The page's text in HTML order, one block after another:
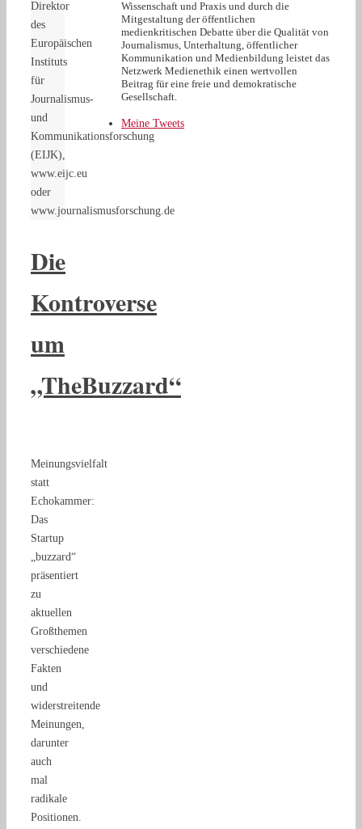
Direktor
des
Europäischen
Instituts
für
Journalismus-
und
Kommunikationsforschung
(EIJK),
www.eijc.eu
oder
www.journalismusforschung.de
Die
Kontroverse
um
„TheBuzzard“
Meinungsvielfalt
statt
Echokammer:
Das
Startup
„buzzard“
präsentiert
zu
aktuellen
Großthemen
verschiedene
Fakten
und
widerstreitende
Meinungen,
darunter
auch
mal
radikale
Positionen.
Wissenschaft und Praxis und durch die
Mitgestaltung der öffentlichen
medienkritischen Debatte über die Qualität von
Journalismus, Unterhaltung, öffentlicher
Kommunikation und Medienbildung leistet das
Netzwerk Medienethik einen wertvollen
Beitrag für eine freie und demokratische
Gesellschaft.
Meine Tweets